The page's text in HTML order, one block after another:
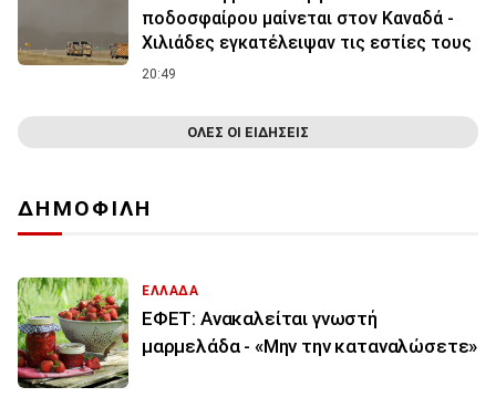
ποδοσφαίρου μαίνεται στον Καναδά -
Χιλιάδες εγκατέλειψαν τις εστίες τους
20:49
ΟΛΕΣ ΟΙ ΕΙΔΗΣΕΙΣ
ΔΗΜΟΦΙΛΗ
ΕΛΛΑΔΑ
ΕΦΕΤ: Ανακαλείται γνωστή
μαρμελάδα - «Μην την καταναλώσετε»